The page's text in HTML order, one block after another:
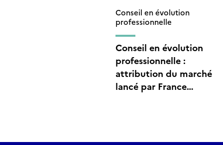
Conseil en évolution
professionnelle
Conseil en évolution
professionnelle :
attribution du marché
lancé par France